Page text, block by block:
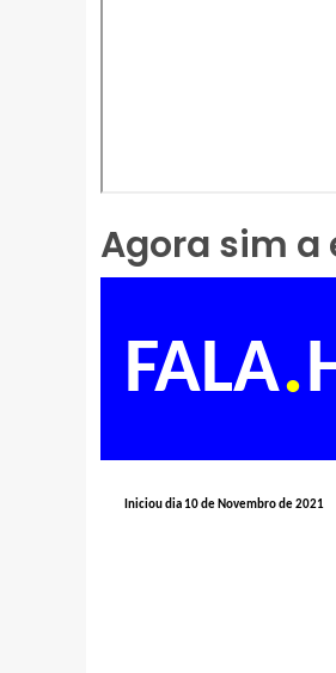
Agora sim a
FALA.
Iniciou dia 10 de Novembro de 2021